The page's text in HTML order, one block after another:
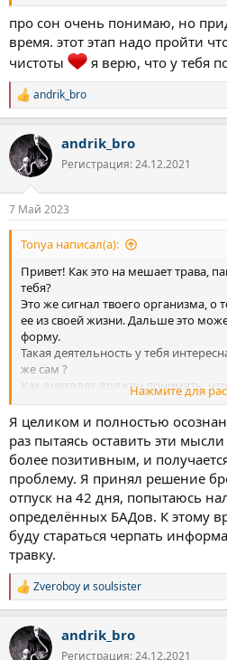
про сон очень понимаю, но
время. этот этап надо пройти
чистоты
я верю, что у тебя
Р
е
к
ц
и
andrik_bro
andrik_bro
Регистрация: 24.12.2021
7 Май 2023
Tonya написал(а):
Привет! Как это на мешает трава,
тебя?
Это же сигнал твоего организма, о
ее из своей жизни. Дальше это
форму.
Такая деятельность у тебя
же сам ?
Как диетолог должен понимать,
чтобы менять себя и свою жизнь…
намерение…это тяжелая работа
легко.
И да, чуть чуть не считается! В
полностью.
Трава это наркота, ты сидишь
Куришь только на ночь, для сна.
альтернативу, скорее всего это
бессонница и так, самая первая и
отказа..
Вообще у всех плюс минус все
похожей схеме…на этом сайте
поизучай..
Желаю тебе удачи
Нажмите для
Я целиком и полностью
раз пытаясь оставить эти
более позитивным, и
проблему. Я принял решение
отпуск на 42 дня, попытаюсь
определённых БАДов. К этому
буду стараться черпать
травку.
Р
е
к
ц
Zveroboy и soulsister
andrik_bro
Регистрация: 24.12.2021